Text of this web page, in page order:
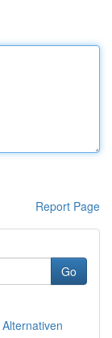
Report Page
Go